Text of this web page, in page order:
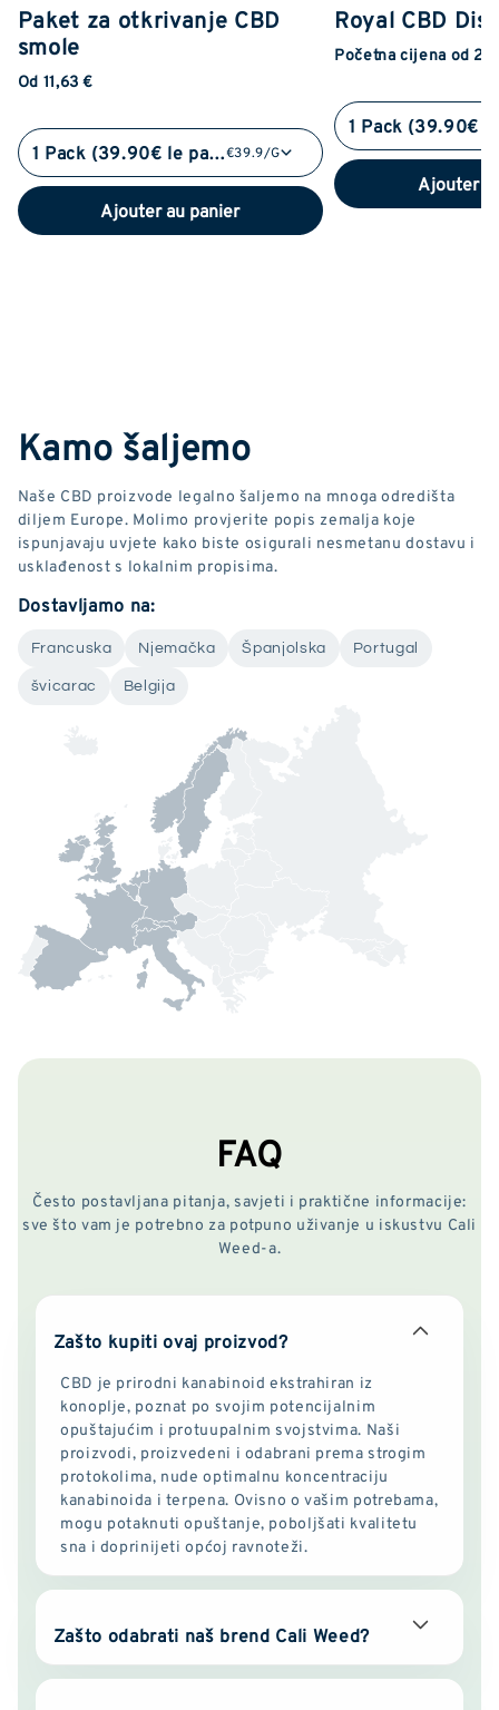
Paket za otkrivanje CBD
smole
Od 11,63 €
1 Pack (39.90€ le pack)€39.9/G
Ajouter au panier
Royal CBD
Početna cijena od
Ajouter
Kamo šaljemo
Naše CBD proizvode legalno šaljemo na mnoga odredišta
diljem Europe. Molimo provjerite popis zemalja koje
ispunjavaju uvjete kako biste osigurali nesmetanu dostavu i
usklađenost s lokalnim propisima.
Dostavljamo na:
Francuska Njemačka Španjolska Portugal
švicarac Belgija
FAQ
Često postavljana pitanja, savjeti i praktične informacije:
sve što vam je potrebno za potpuno uživanje u iskustvu Cali
Weed-a.
Zašto kupiti ovaj proizvod?
CBD je prirodni kanabinoid ekstrahiran iz
konoplje, poznat po svojim potencijalnim
opuštajućim i protuupalnim svojstvima. Naši
proizvodi, proizvedeni i odabrani prema strogim
protokolima, nude optimalnu koncentraciju
kanabinoida i terpena. Ovisno o vašim potrebama,
mogu potaknuti opuštanje, poboljšati kvalitetu
sna i doprinijeti općoj ravnoteži.
Zašto odabrati naš brend Cali Weed?